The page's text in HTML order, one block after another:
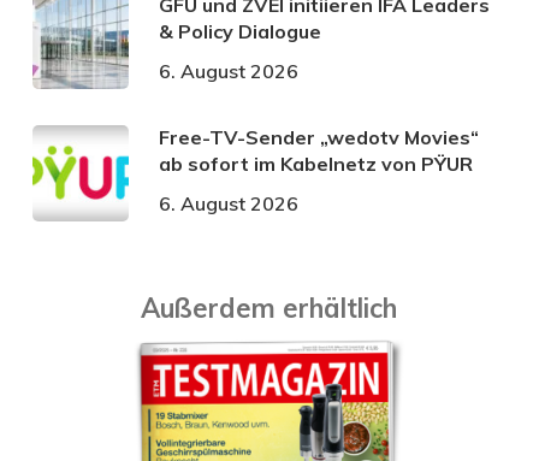
& Policy Dialogue
6. August 2026
Free-TV-Sender „wedotv Movies“
ab sofort im Kabelnetz von PŸUR
6. August 2026
Außerdem erhältlich